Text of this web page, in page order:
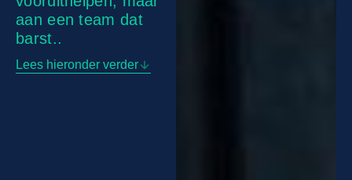
aan een team dat
barst..
Lees hieronder verder